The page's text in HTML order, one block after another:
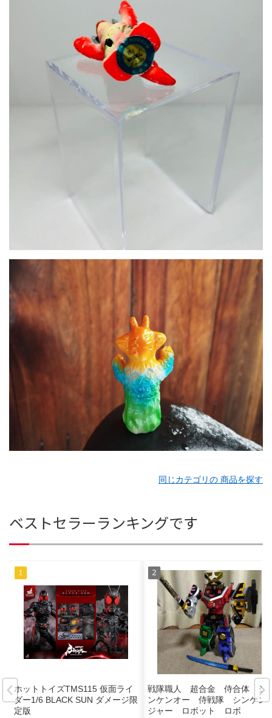
同じカテゴリの 商品を探す
ベストセラーランキングです
ホットトイズTMS115 仮面ライ
ダー1/6 BLACK SUN ダメージ限
定版
戦隊職人 超合金 侍合体 シ
ンケンオー 侍戦隊 シンケン
ジャー ロボット ロボ